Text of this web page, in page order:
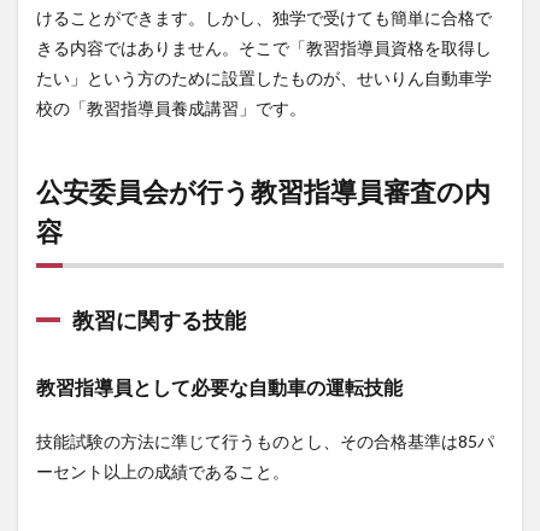
2.1
教習
に関
する
技能
教習
に関
教習
指導
成講
習の
事前
けることができます。しかし、独学で受けても簡単に合格で
きる内容ではありません。そこで「教習指導員資格を取得し
たい」という方のために設置したものが、せいりん自動車学
校の「教習指導員養成講習」です。
公安委員会が行う教習指導員審査の内
容
教習に関する技能
教習指導員として必要な自動車の運転技能
技能試験の方法に準じて行うものとし、その合格基準は85パ
ーセント以上の成績であること。